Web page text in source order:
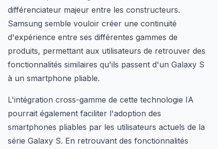
différenciateur majeur entre les constructeurs.
Samsung semble vouloir créer une continuité
d'expérience entre ses différentes gammes de
produits, permettant aux utilisateurs de retrouver des
fonctionnalités similaires qu'ils passent d'un Galaxy S
à un smartphone pliable.
L'intégration cross-gamme de cette technologie IA
pourrait également faciliter l'adoption des
smartphones pliables par les utilisateurs actuels de la
série Galaxy S. En retrouvant des fonctionnalités